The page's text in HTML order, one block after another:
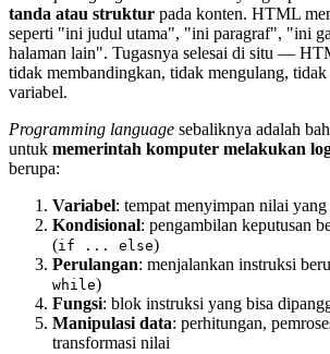
tanda atau struktur pada konten. HTML
seperti "ini judul utama", "ini paragraf", "ini
halaman lain". Tugasnya selesai di situ —
tidak membandingkan, tidak mengulang,
variabel.
Programming language sebaliknya adalah
untuk memerintah komputer melakukan
berupa:
Variabel: tempat menyimpan nilai yang
Kondisional: pengambilan keputusan
(if ... else)
Perulangan: menjalankan instruksi
while)
Fungsi: blok instruksi yang bisa
Manipulasi data: perhitungan,
transformasi nilai